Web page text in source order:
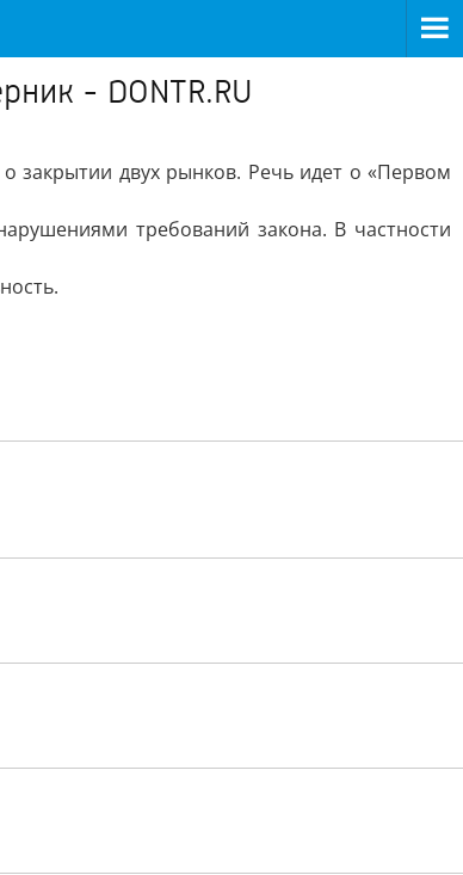
- DONTR.RU
закрытии двух рынков. Речь идет о «Первом
требований закона. В частности